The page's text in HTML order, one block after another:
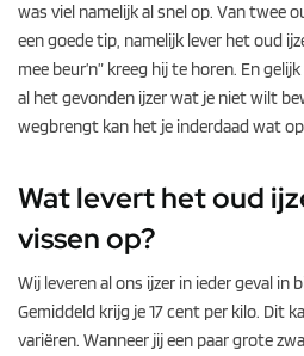
was viel namelijk al snel op. Van twee
een goede tip, namelijk lever het oud
mee beur’n” kreeg hij te horen. En
al het gevonden ijzer wat je niet wilt
wegbrengt kan het je inderdaad wat
Wat levert het oud
vissen op?
Wij leveren al ons ijzer in ieder geval in
Gemiddeld krijg je 17 cent per kilo. Dit
variëren. Wanneer jij een paar grote